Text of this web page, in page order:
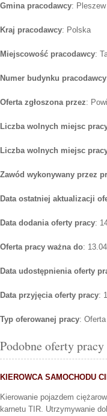
Gmina pracodawcy: Pleszew
Kraj pracodawcy: Polska
Miejscowość pracodawcy:
Numer budynku pracodawcy
Oferta zgłoszona przez:
Liczba wolnych miejsc
Liczba wolnych miejsc
Zawód wykonywany przez
Data ostatniej aktualizacji
Data dodania oferty pracy:
Oferta pracy ważna do:
Data udostępnienia oferty
Data przyjęcia oferty pracy:
Typ oferowanej pracy:
Podobne oferty pracy
KIEROWCA SAMOCHODU
Kierowanie pojazdem
karnetu TIR. Utrzymywanie